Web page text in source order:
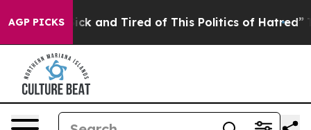
AGP PICKS
Sick and Tired of This Politics of Hatred” The Story